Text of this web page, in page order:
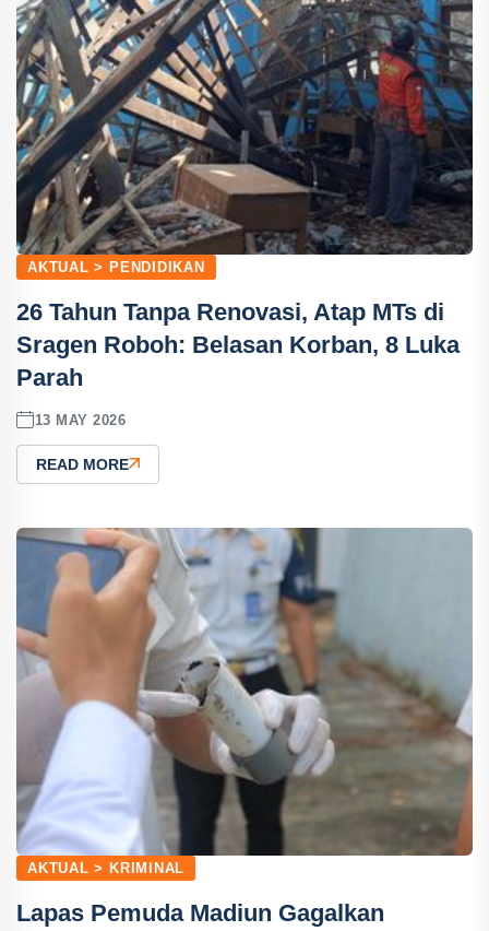
AKTUAL > PENDIDIKAN
26 Tahun Tanpa Renovasi, Atap MTs di
Sragen Roboh: Belasan Korban, 8 Luka
Parah
13 MAY 2026
READ MORE
AKTUAL > KRIMINAL
Lapas Pemuda Madiun Gagalkan